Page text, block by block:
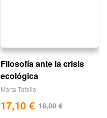
Filosofía ante la crisis
ecológica
Marta Tafalla
18,00€
17,10 €